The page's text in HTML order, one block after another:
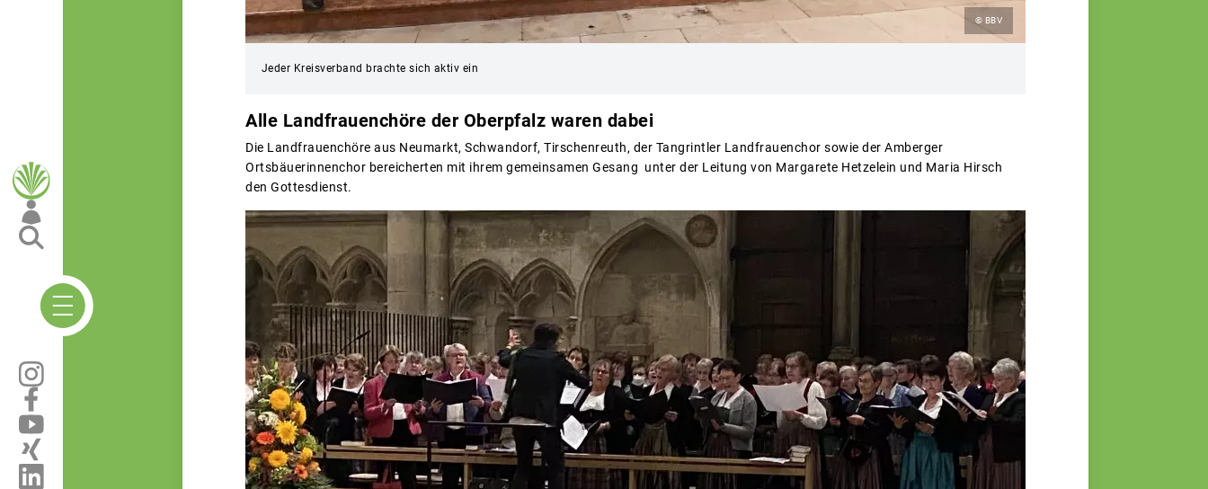
© BBV
Jeder Kreisverband brachte sich aktiv ein
Alle Landfrauenchöre der Oberpfalz waren dabei
Die Landfrauenchöre aus Neumarkt, Schwandorf, Tirschenreuth, der Tangrintler Landfrauenchor sowie der Amberger
Ortsbäuerinnenchor bereicherten mit ihrem gemeinsamen Gesang unter der Leitung von Margarete Hetzelein und Maria Hirsch
den Gottesdienst.